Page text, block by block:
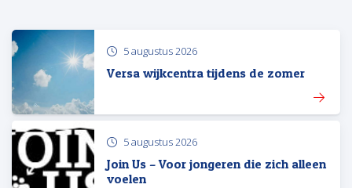
Versa wijkcentra tijdens de zomer
5 augustus 2026
Join Us – Voor jongeren die zich alleen
voelen
5 augustus 2026